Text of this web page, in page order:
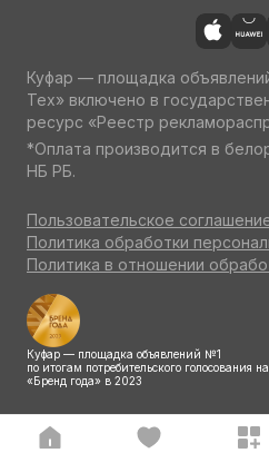
Куфар — площадка
Тех» включено в
ресурс «Реестр
*Оплата производится в
НБ РБ.
Пользовательское
Политика обработки
Политика в отношении
Куфар — площадка объявлений №1
по итогам потребительского голосования
«Бренд года» в 2023